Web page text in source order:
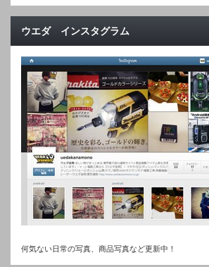
ウエダ インスタグラム
何気ない日常の写真、商品写真など更新中！